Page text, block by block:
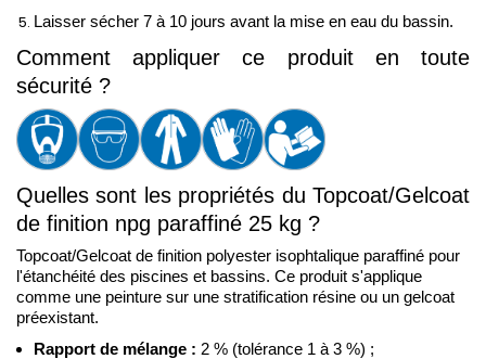
Laisser sécher 7 à 10 jours avant la mise en eau du bassin.
Comment appliquer ce produit en toute
sécurité ?
Quelles sont les propriétés du Topcoat/Gelcoat
de finition npg paraffiné 25 kg ?
Topcoat/Gelcoat de finition polyester isophtalique paraffiné pour
l'étanchéité des piscines et bassins. Ce produit s'applique
comme une peinture sur une stratification résine ou un gelcoat
préexistant.
Rapport de mélange : 2 % (tolérance 1 à 3 %) ;